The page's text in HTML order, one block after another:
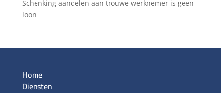
Schenking aandelen aan trouwe werknemer is geen
loon
Home
Diensten